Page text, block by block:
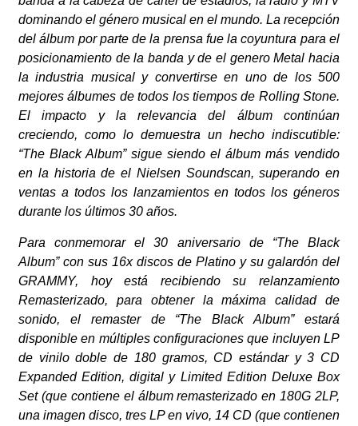
dominando el género musical en el mundo. La recepción
del álbum por parte de la prensa fue la coyuntura para el
posicionamiento de la banda y de el genero Metal hacia
la industria musical y convertirse en uno de los 500
mejores álbumes de todos los tiempos de Rolling Stone.
El impacto y la relevancia del álbum continúan
creciendo, como lo demuestra un hecho indiscutible:
“The Black Album” sigue siendo el álbum más vendido
en la historia de el Nielsen Soundscan, superando en
ventas a todos los lanzamientos en todos los géneros
durante los últimos 30 años.
Para conmemorar el 30 aniversario de “The Black
Album” con sus 16x discos de Platino y su galardón del
GRAMMY, hoy está recibiendo su relanzamiento
Remasterizado, para obtener la máxima calidad de
sonido, el remaster de “The Black Album” estará
disponible en múltiples configuraciones que incluyen LP
de vinilo doble de 180 gramos, CD estándar y 3 CD
Expanded Edition, digital y Limited Edition Deluxe Box
Set (que contiene el álbum remasterizado en 180G 2LP,
una imagen disco, tres LP en vivo, 14 CD (que contienen